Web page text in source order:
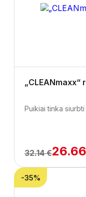
Puikiai tinka
32.14 €
-35%